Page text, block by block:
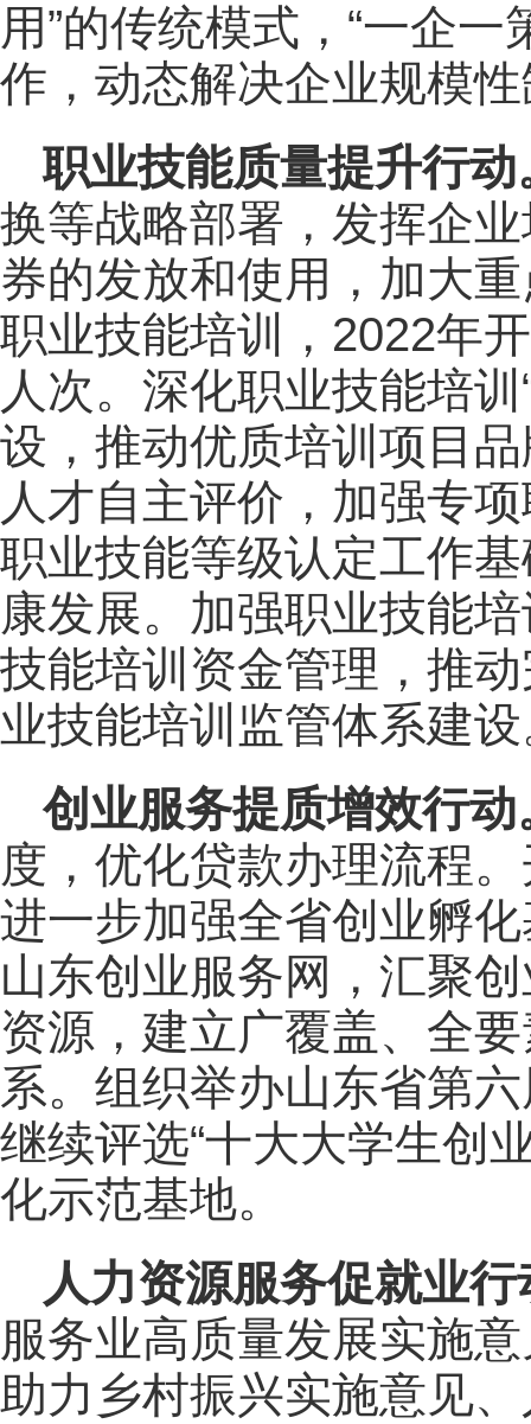
用”的传统模式，“一企
作，动态解决企业规模
职业技能质量提升行动
换等战略部署，发挥企
券的发放和使用，加大
职业技能培训，2022年
人次。深化职业技能培训
设，推动优质培训项目
人才自主评价，加强专
职业技能等级认定工作
康发展。加强职业技能
技能培训资金管理，推动
业技能培训监管体系建
创业服务提质增效行动
度，优化贷款办理流程
进一步加强全省创业孵
山东创业服务网，汇聚
资源，建立广覆盖、全
系。组织举办山东省第
继续评选“十大大学生创
化示范基地。
人力资源服务促就业行
服务业高质量发展实施
助力乡村振兴实施意见